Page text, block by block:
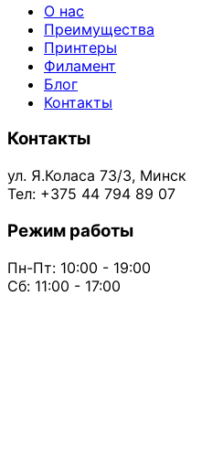
О нас
Преимущества
Принтеры
Филамент
Блог
Контакты
Контакты
ул. Я.Коласа 73/3, Минск
Тел: +375 44 794 89 07
Режим работы
Пн-Пт: 10:00 - 19:00
Сб: 11:00 - 17:00